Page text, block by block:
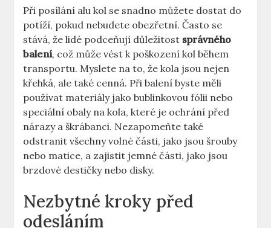
Při posílání alu kol se snadno můžete dostat do
potíží, pokud nebudete obezřetní. Často se
stává, že lidé podceňují důležitost správného
balení, což může vést k poškození kol během
transportu. Myslete na to, že kola jsou nejen
křehká, ale také cenná. Při balení byste měli
používat materiály jako bublinkovou fólii nebo
speciální obaly na kola, které je ochrání před
nárazy a škrábanci. Nezapomeňte také
odstranit všechny volné části, jako jsou šrouby
nebo matice, a zajistit jemné části, jako jsou
brzdové destičky nebo disky.
Nezbytné kroky před
odesláním